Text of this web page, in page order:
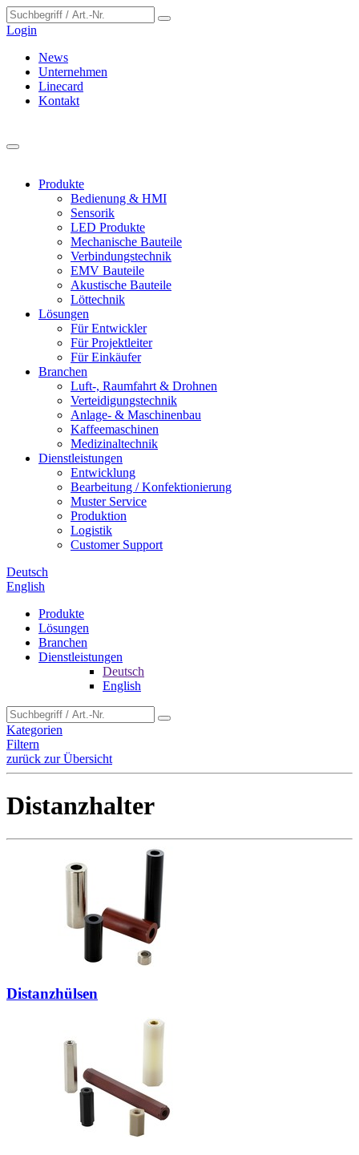
Login
News
Unternehmen
Linecard
Kontakt
Produkte
Bedienung & HMI
Sensorik
LED Produkte
Mechanische Bauteile
Verbindungstechnik
EMV Bauteile
Akustische Bauteile
Löttechnik
Lösungen
Für Entwickler
Für Projektleiter
Für Einkäufer
Branchen
Luft-, Raumfahrt & Drohnen
Verteidigungstechnik
Anlage- & Maschinenbau
Kaffeemaschinen
Medizinaltechnik
Dienstleistungen
Entwicklung
Bearbeitung / Konfektionierung
Muster Service
Produktion
Logistik
Customer Support
Deutsch
English
Produkte
Lösungen
Branchen
Dienstleistungen
Deutsch
English
Kategorien
Filtern
zurück zur Übersicht
Distanzhalter
Distanzhülsen
Cookie-Einstellungen